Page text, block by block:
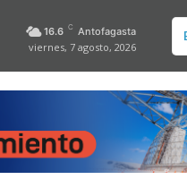
16.6 C Antofagasta
viernes, 7 agosto, 2026